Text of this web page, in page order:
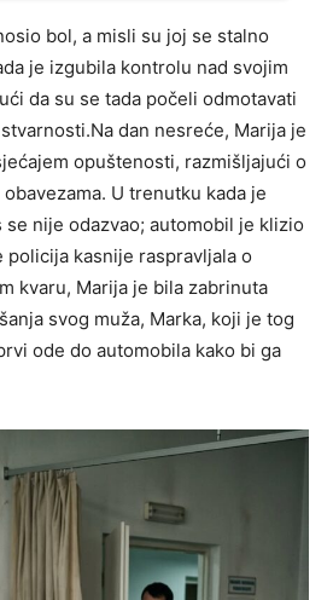
bol, a misli su joj se stalno
je izgubila kontrolu nad svojim
da su se tada počeli odmotavati
dan nesreće, Marija je
opuštenosti, razmišljajući o
U trenutku kada je
se nije odazvao; automobil je klizio
policija kasnije raspravljala o
kvaru, Marija je bila zabrinuta
svog muža, Marka, koji je tog
ode do automobila kako bi ga